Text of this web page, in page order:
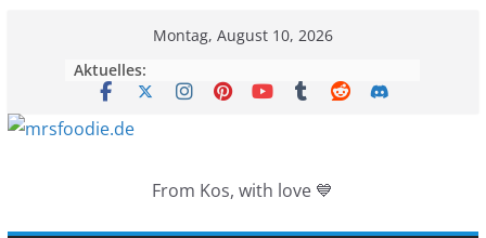
Montag, August 10, 2026
Aktuelles:
From Kos, with love 💙